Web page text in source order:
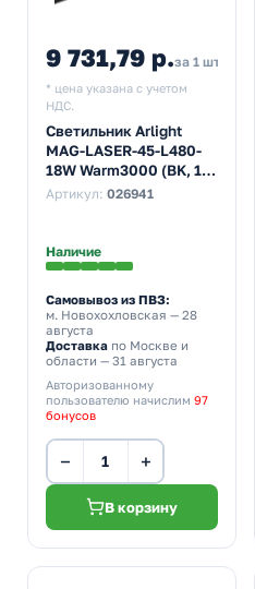
9 731,79 р.за 1 шт
* цена указана с учетом
НДС.
Светильник Arlight
MAG-LASER-45-L480-
18W Warm3000 (BK, 15
deg, 24V)
Артикул: 026941
Наличие
Самовывоз из ПВЗ:
м. Новохохловская — 28
августа
Доставка по Москве и
области — 31 августа
Авторизованному
пользователю начислим 97
бонусов
− +
В корзину